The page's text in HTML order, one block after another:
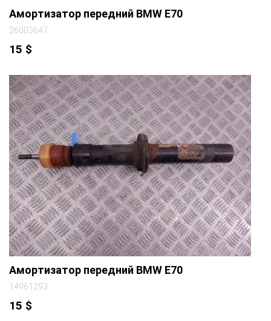
Амортизатор передний BMW E70
26003647
15 $
Амортизатор передний BMW E70
14961293
15 $